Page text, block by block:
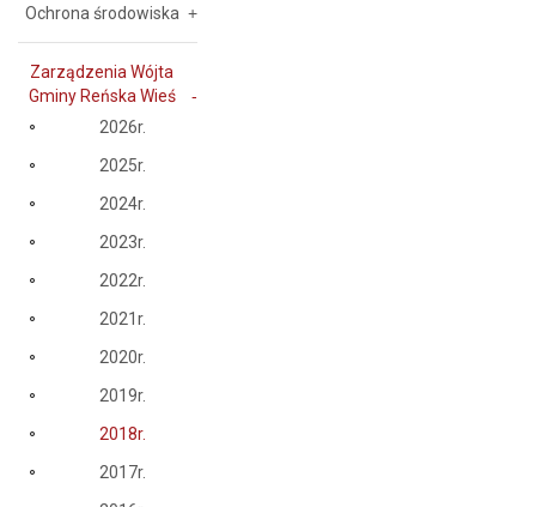
Ochrona środowiska
Zarządzenia Wójta
Gminy Reńska Wieś
2026r.
2025r.
2024r.
2023r.
2022r.
2021r.
2020r.
2019r.
2018r.
2017r.